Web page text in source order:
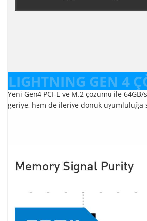
LIGHTNING GEN 4
Yeni Gen4 PCI-E ve M.2 çözümü ile
geriye, hem de ileriye dönük uyumluluğa